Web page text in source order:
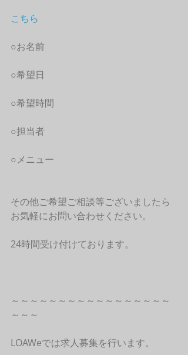
こちら
○お名前
○希望日
○希望時間
○担当者
○メニュー
その他ご希望ご相談等ございましたら
お気軽にお問い合わせください。
24時間受け付けております。
～～～～～～～～～～～～～～～～～
～～～
LOAWeでは求人募集を行います。